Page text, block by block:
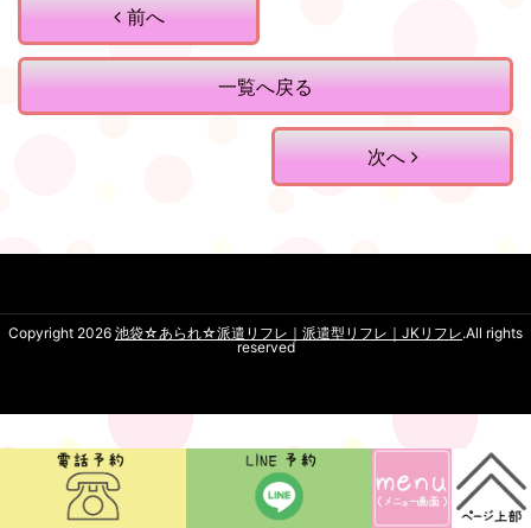
前へ
一覧へ戻る
次へ
Copyright 2026 池袋☆あられ☆派遣リフレ｜派遣型リフレ｜JKリフレ.All rights
reserved